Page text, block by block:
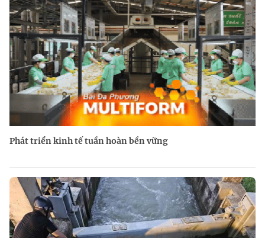
Phát triển kinh tế tuần hoàn bền vững